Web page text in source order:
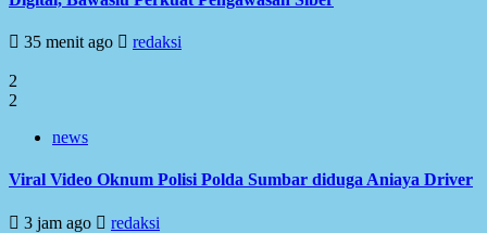
35 menit ago redaksi
2
2
news
Viral Video Oknum Polisi Polda Sumbar diduga Aniaya Driver
3 jam ago redaksi